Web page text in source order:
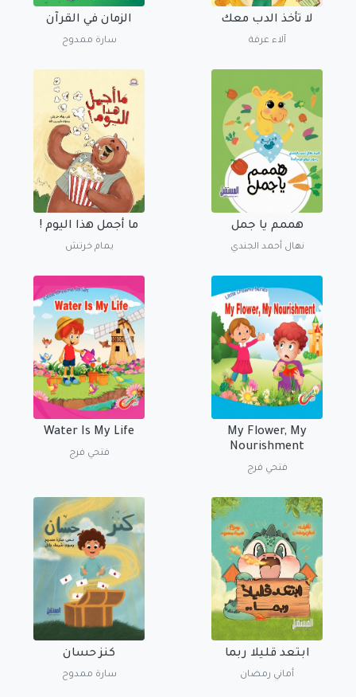
لا تأخذ الدب معك
آلاء عرفة
الزمان في القرآن
سارة ممدوح
هممم يا جمل
نهال أحمد الجندي
ما أجمل هذا اليوم !
يمام خرتش
My Flower, My
Nourishment
فتحي فرج
Water Is My Life
فتحي فرج
ابتعد قليلا ربما
أماني رمضان
كنز حسان
سارة ممدوح